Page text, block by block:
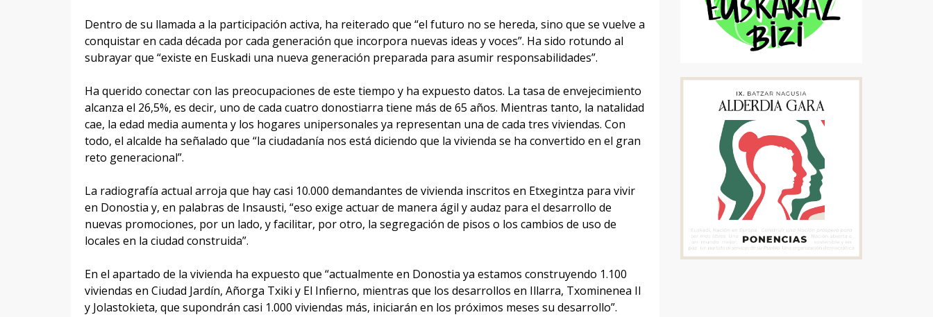
Dentro de su llamada a la participación activa, ha reiterado que “el futuro no se hereda, sino que se vuelve a
conquistar en cada década por cada generación que incorpora nuevas ideas y voces”. Ha sido rotundo al
subrayar que “existe en Euskadi una nueva generación preparada para asumir responsabilidades”.
Ha querido conectar con las preocupaciones de este tiempo y ha expuesto datos. La tasa de envejecimiento
alcanza el 26,5%, es decir, uno de cada cuatro donostiarra tiene más de 65 años. Mientras tanto, la natalidad
cae, la edad media aumenta y los hogares unipersonales ya representan una de cada tres viviendas. Con
todo, el alcalde ha señalado que “la ciudadanía nos está diciendo que la vivienda se ha convertido en el gran
reto generacional”.
La radiografía actual arroja que hay casi 10.000 demandantes de vivienda inscritos en Etxegintza para vivir
en Donostia y, en palabras de Insausti, “eso exige actuar de manera ágil y audaz para el desarrollo de
nuevas promociones, por un lado, y facilitar, por otro, la segregación de pisos o los cambios de uso de
locales en la ciudad construida”.
En el apartado de la vivienda ha expuesto que “actualmente en Donostia ya estamos construyendo 1.100
viviendas en Ciudad Jardín, Añorga Txiki y El Infierno, mientras que los desarrollos en Illarra, Txominenea II
y Jolastokieta, que supondrán casi 1.000 viviendas más, iniciarán en los próximos meses su desarrollo”.